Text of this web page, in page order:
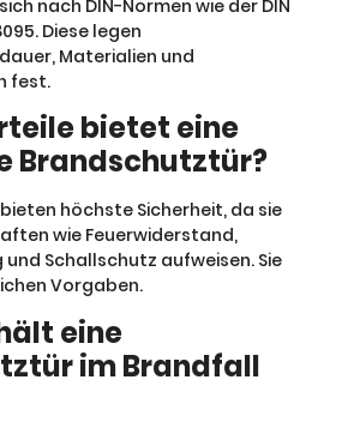
nach DIN-Normen wie der DIN
Diese legen
Materialien und
fest.
bietet eine
Brandschutztür?
höchste Sicherheit, da sie
wie Feuerwiderstand,
Schallschutz aufweisen. Sie
Vorgaben.
eine
im Brandfall